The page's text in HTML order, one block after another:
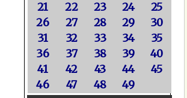
21
22 23 24
25
26
27 28 29
30
31
32 33 34
35
36
37 38 39
40
41
42 43 44
45
46
47 48 49